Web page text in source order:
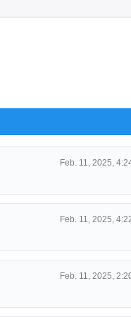
Feb. 11, 2025,
Feb. 11, 2025,
Feb. 11, 2025,